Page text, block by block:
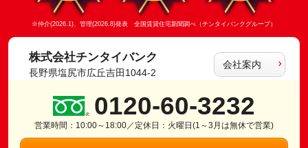
※仲介(2026.1)、管理(2026.8)発表 全国賃貸住宅新聞調べ（チンタイバンクグループ）
株式会社チンタイバンク
長野県塩尻市広丘吉田1044-2
会社案内
0120-60-3232
営業時間：10:00～18:00／定休日：火曜日(1～3月は無休で営業)